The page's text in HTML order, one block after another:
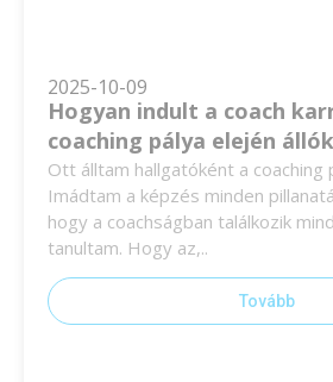
2025-10-09
Hogyan indult a coach
coaching pálya elején
Ott álltam hallgatóként a coaching
Imádtam a képzés minden
hogy a coachságban találkozik
tanultam. Hogy az,..
Tovább